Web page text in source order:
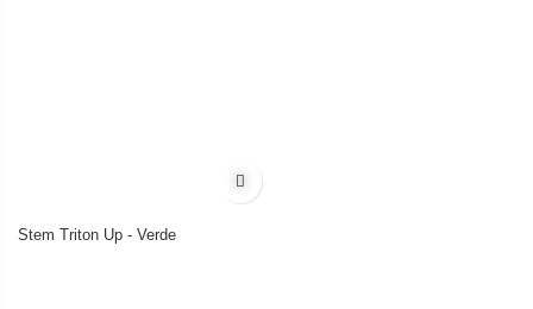
Adicionar à lista de desejos
Stem Triton Up - Verde